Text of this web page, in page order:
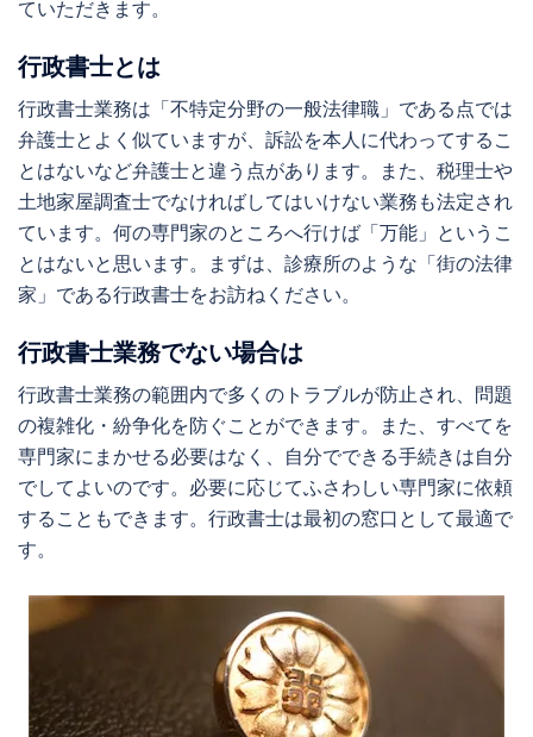
ていただきます。
行政書士とは
行政書士業務は「不特定分野の一般法律職」である点では
弁護士とよく似ていますが、訴訟を本人に代わってするこ
とはないなど弁護士と違う点があります。また、税理士や
土地家屋調査士でなければしてはいけない業務も法定され
ています。何の専門家のところへ行けば「万能」というこ
とはないと思います。まずは、診療所のような「街の法律
家」である行政書士をお訪ねください。
行政書士業務でない場合は
行政書士業務の範囲内で多くのトラブルが防止され、問題
の複雑化・紛争化を防ぐことができます。また、すべてを
専門家にまかせる必要はなく、自分でできる手続きは自分
でしてよいのです。必要に応じてふさわしい専門家に依頼
することもできます。行政書士は最初の窓口として最適で
す。